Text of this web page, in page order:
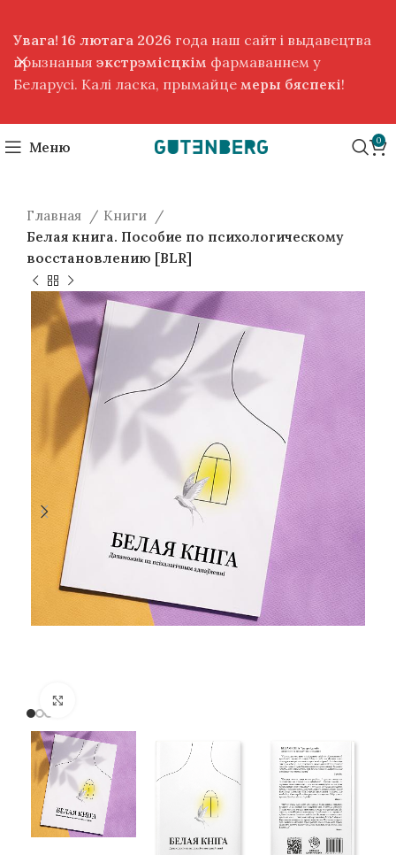
Меню 0
Главная
Книги
Белая книга. Пособие по психологическому
восстановлению [BLR]
Увага! 16 лютага 2026 года наш сайт і выдавецтва
прызнаныя экстрэмісцкім фармаваннем у
Беларусі. Калі ласка, прымайце меры бяспекі!